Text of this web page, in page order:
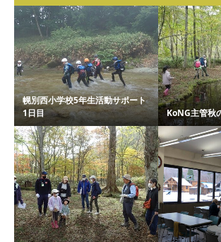
幌別西小学校5年生活動サポート
1日目
KoNG主管秋